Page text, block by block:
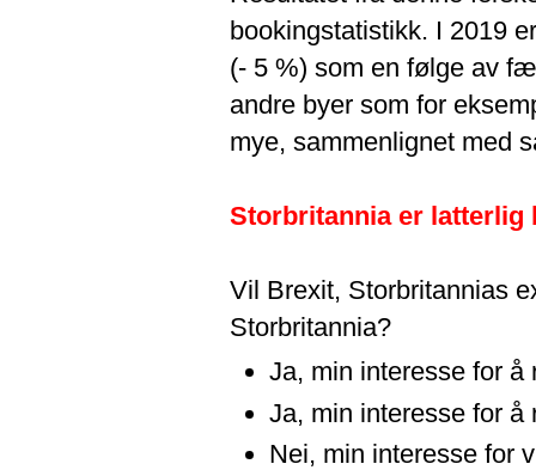
bookingstatistikk. I 2019
(- 5 %) som en følge av
andre byer som for
mye, sammenlignet med
Storbritannia er latterlig
Vil Brexit, Storbritannias
Storbritannia?
Ja, min interesse for å
Ja, min interesse for
Nei, min interesse for